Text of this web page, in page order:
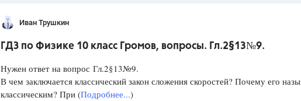
Иван Трушкин
ГДЗ по Физике 10 класс Громов, вопросы. Гл.2§13№9.
Нужен ответ на вопрос Гл.2§13№9.
В чем заключается классический закон сложения скоростей? Почему его
классическим? При (Подробнее...)